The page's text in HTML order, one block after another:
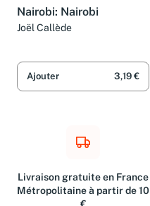
Nairobi: Nairobi
Joël Callède
Ajouter 3,19 €
Livraison gratuite en France
Métropolitaine à partir de 10